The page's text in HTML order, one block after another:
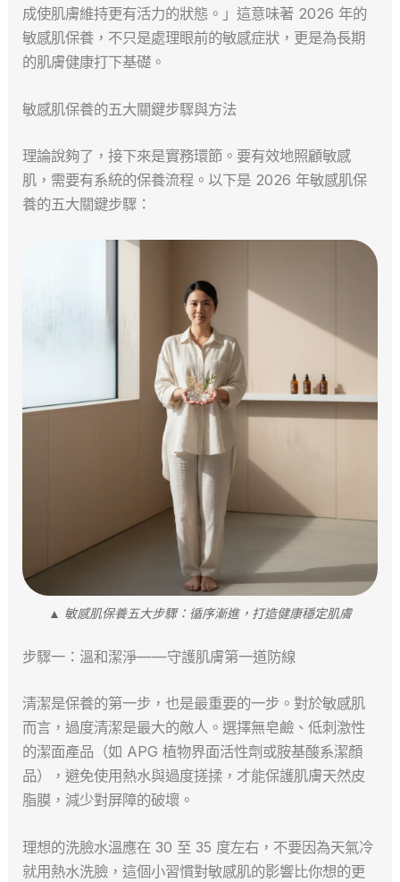
成使肌膚維持更有活力的狀態。」這意味著 2026 年的
敏感肌保養，不只是處理眼前的敏感症狀，更是為長期
的肌膚健康打下基礎。
敏感肌保養的五大關鍵步驟與方法
理論說夠了，接下來是實務環節。要有效地照顧敏感
肌，需要有系統的保養流程。以下是 2026 年敏感肌保
養的五大關鍵步驟：
▲ 敏感肌保養五大步驟：循序漸進，打造健康穩定肌膚
步驟一：溫和潔淨——守護肌膚第一道防線
清潔是保養的第一步，也是最重要的一步。對於敏感肌
而言，過度清潔是最大的敵人。選擇無皂鹼、低刺激性
的潔面產品（如 APG 植物界面活性劑或胺基酸系潔顏
品），避免使用熱水與過度搓揉，才能保護肌膚天然皮
脂膜，減少對屏障的破壞。
理想的洗臉水溫應在 30 至 35 度左右，不要因為天氣冷
就用熱水洗臉，這個小習慣對敏感肌的影響比你想的更